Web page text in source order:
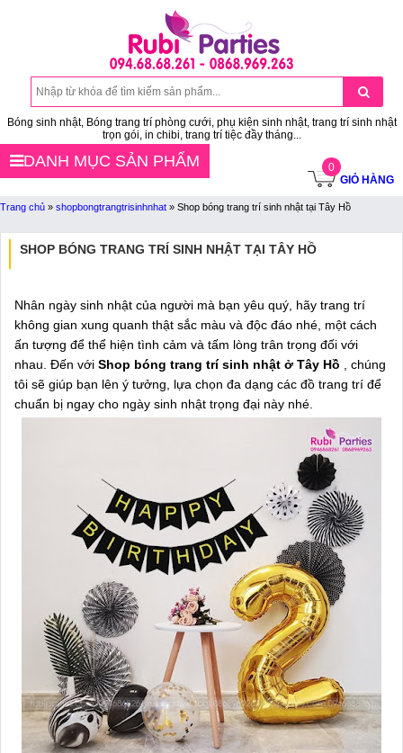
Bóng sinh nhật, Bóng trang trí phòng cưới, phụ kiện sinh nhật, trang trí sinh nhật
trọn gói, in chibi, trang trí tiệc đầy tháng...
0
GIỎ HÀNG
DANH MỤC SẢN PHẨM
Trang chủ » shopbongtrangtrisinhnhat » Shop bóng trang trí sinh nhật tại Tây Hồ
SHOP BÓNG TRANG TRÍ SINH NHẬT TẠI TÂY HỒ
Nhân ngày sinh nhật của người mà bạn yêu quý, hãy trang trí
không gian xung quanh thật sắc màu và độc đáo nhé, một cách
ấn tượng để thể hiện tình cảm và tấm lòng trân trọng đối với
nhau. Đến với Shop bóng trang trí sinh nhật ở Tây Hồ
, chúng
tôi sẽ giúp bạn lên ý tưởng, lựa chọn đa dạng các đồ trang trí để
chuẩn bị ngay cho ngày sinh nhật trọng đại này nhé.